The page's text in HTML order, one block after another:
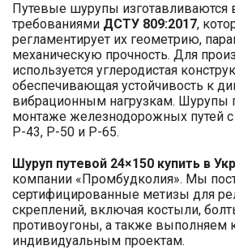
Путевые шурупы изготавливаются
требованиями ДСТУ 809:2017,
регламентирует их геометрию,
механическую прочность. Для
используется углеродистая
обеспечивающая устойчивость к
вибрационным нагрузкам. Шурупы
монтаже железнодорожных путей
Р-43, Р-50 и Р-65.
Шуруп путевой 24×150 купить в
компании «Промбудколия». Мы
сертифицированные метизы для
скреплений, включая костыли,
противоугоны, а также выполняем
индивидуальным проектам.